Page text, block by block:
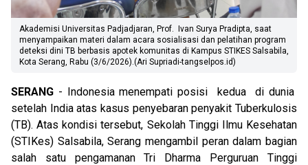
Akademisi Universitas Padjadjaran, Prof. Ivan Surya Pradipta, saat
menyampaikan materi dalam acara sosialisasi dan pelatihan program
deteksi dini TB berbasis apotek komunitas di Kampus STIKES Salsabila,
Kota Serang, Rabu (3/6/2026).(Ari Supriadi-tangselpos.id)
SERANG - Indonesia menempati posisi kedua di dunia
setelah India atas kasus penyebaran penyakit Tuberkulosis
(TB). Atas kondisi tersebut, Sekolah Tinggi Ilmu Kesehatan
(STIKes) Salsabila, Serang mengambil peran dalam bagian
salah satu pengamanan Tri Dharma Perguruan Tinggi